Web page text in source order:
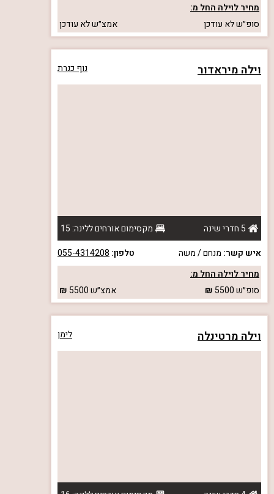
מחיר לוילה החל מ:
סופ״שלא עודכן אמצ״שלא עודכן
וילה מיראדור נוף כנרת
5 חדרי שינה
מקסימום אורחים ללינה: 15
איש קשר: מנחם / משה טלפון: 055-4314208
מחיר לוילה החל מ:
סופ״ש5500 אמצ״ש5500
וילה מרטינלה לימן